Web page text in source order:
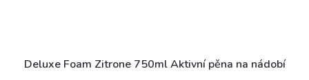
Deluxe Foam Zitrone 750ml Aktivní pěna na nádobí